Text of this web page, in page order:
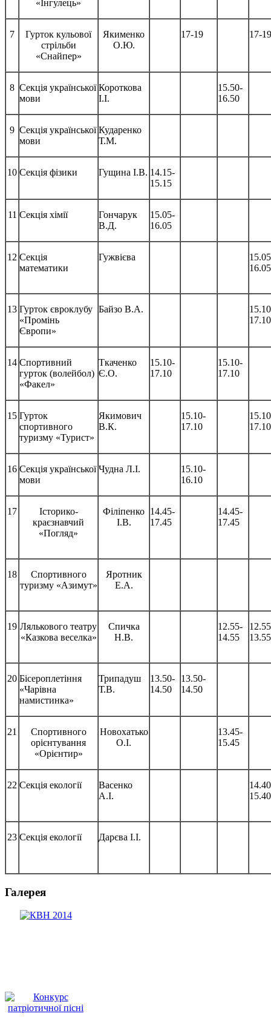
«Інгулець»
7
Гурток кульової
стрільби
«Снайпер»
Якименко
О.Ю.
17-19 17-19
8 Секція української
мови
Короткова
І.І.
15.50-
16.50
9 Секція української
мови
Кударенко
Т.М.
10 Секція фізики Гущина І.В. 14.15-
15.15
11 Секція хімії
Гончарук
В.Д.
15.05-
16.05
12 Секція
математики
Гужвієва
16.05
13 Гурток євроклубу
«Промінь
Європи»
Байзо В.А.
17.10
14 Спортивний
гурток (волейбол)
«Факел»
Ткаченко
Є.О.
15.10-
17.10
15.10-
17.10
15 Гурток
спортивного
туризму «Турист»
Якимович
В.К.
15.10-
17.10
17.10
16 Секція української
мови
Чудна Л.І.
15.10-
16.10
17
Історико-
краєзнавчий
«Погляд»
Філіпенко
І.В.
14.45-
17.45
14.45-
17.45
18
Спортивного
туризму «Азимут»
Яротник
Е.А.
19 Лялькового театру
«Казкова веселка»
Спичка
Н.В.
12.55-
14.55
13.55
20 Бісероплетіння
«Чарівна
намистинка»
Трипадуш
Т.В.
13.50-
14.50
13.50-
14.50
21
Спортивного
орієнтування
«Орієнтир»
Новохатько
О.І.
13.45-
15.45
22 Секція екології
Васенко
А.І.
15.40
23 Секція екології Дарєва І.І.
Галерея